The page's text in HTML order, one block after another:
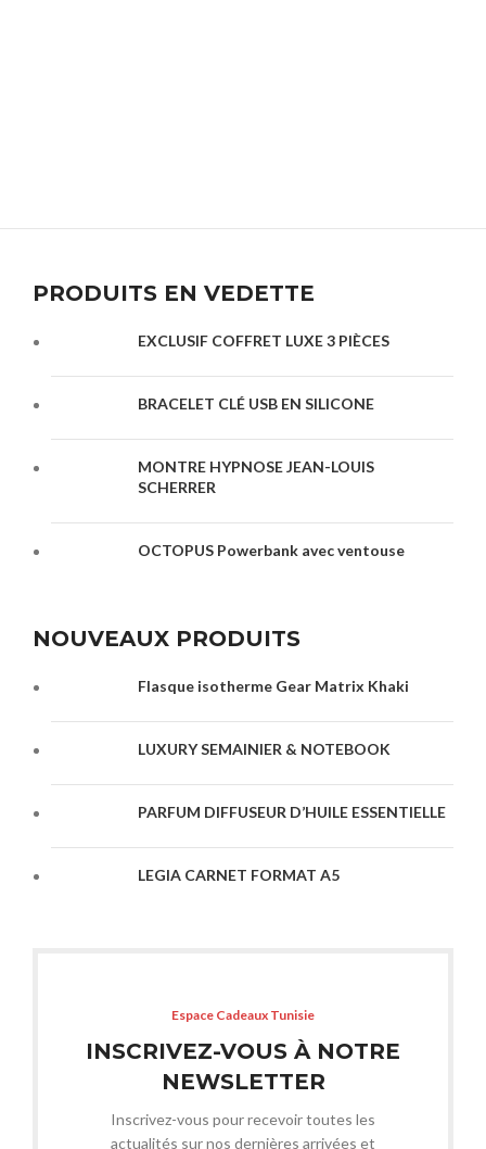
PRODUITS EN VEDETTE
EXCLUSIF COFFRET LUXE 3 PIÈCES
BRACELET CLÉ USB EN SILICONE
MONTRE HYPNOSE JEAN-LOUIS
SCHERRER
OCTOPUS Powerbank avec ventouse
NOUVEAUX PRODUITS
Flasque isotherme Gear Matrix Khaki
LUXURY SEMAINIER & NOTEBOOK
PARFUM DIFFUSEUR D’HUILE ESSENTIELLE
LEGIA CARNET FORMAT A5
Espace Cadeaux Tunisie
INSCRIVEZ-VOUS À NOTRE
NEWSLETTER
Inscrivez-vous pour recevoir toutes les
actualités sur nos dernières arrivées et